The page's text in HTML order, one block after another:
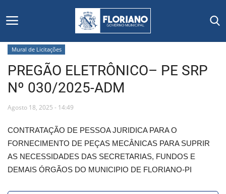
Início
Editais
Secretarias e Órgãos
Mural de Licitações
Mural de Licitações
PREGÃO ELETRÔNICO– PE SRP
Nº 030/2025-ADM
Agosto 18, 2025 - 14:49
CONTRATAÇÃO DE PESSOA JURIDICA PARA O
FORNECIMENTO DE PEÇAS MECÂNICAS PARA SUPRIR
AS NECESSIDADES DAS SECRETARIAS, FUNDOS E
DEMAIS ÓRGÃOS DO MUNICIPIO DE FLORIANO-PI